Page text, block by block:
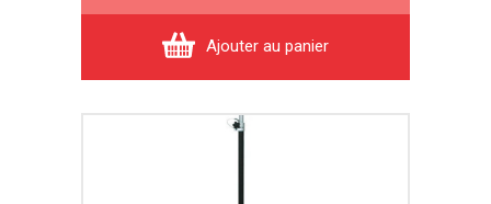
Ajouter au panier